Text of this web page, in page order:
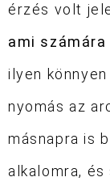
érzés volt
ami
ilyen
nyomás az
másnapra is
alkalomra,